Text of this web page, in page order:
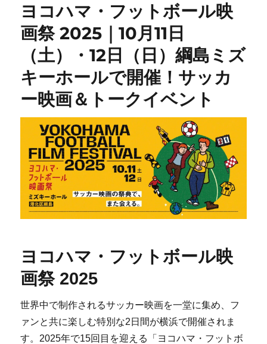
ヨコハマ・フットボール映
画祭 2025｜10月11日
（土）・12日（日）綱島ミズ
キーホールで開催！サッカ
ー映画＆トークイベント
ヨコハマ・フットボール映
画祭 2025
世界中で制作されるサッカー映画を一堂に集め、フ
ァンと共に楽しむ特別な2日間が横浜で開催されま
す。2025年で15回目を迎える「ヨコハマ・フットボ